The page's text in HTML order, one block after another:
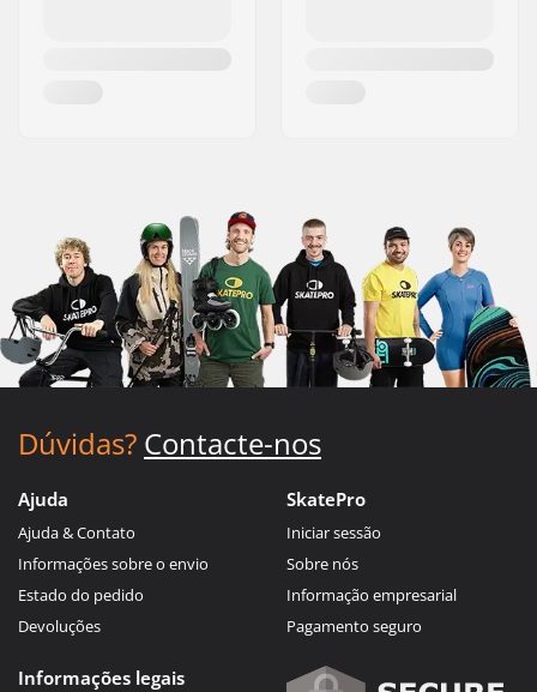
Dúvidas? Contacte-nos
Ajuda
Ajuda & Contato
Informações sobre o envio
Estado do pedido
Devoluções
SkatePro
Iniciar sessão
Sobre nós
Informação empresarial
Pagamento seguro
Informações legais